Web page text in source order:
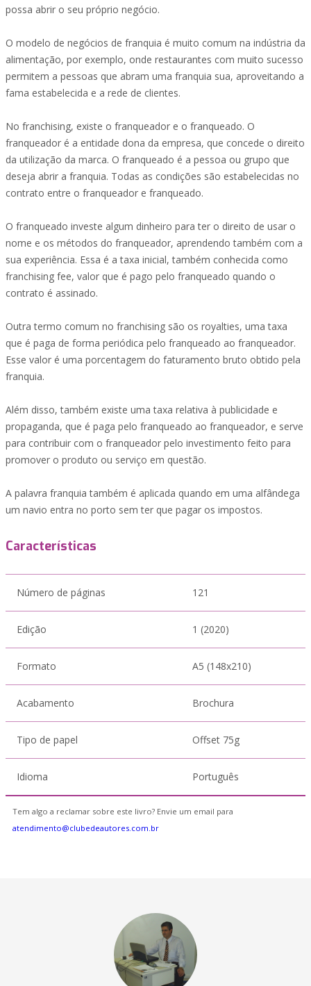
possa abrir o seu próprio negócio.
O modelo de negócios de franquia é muito comum na indústria da
alimentação, por exemplo, onde restaurantes com muito sucesso
permitem a pessoas que abram uma franquia sua, aproveitando a
fama estabelecida e a rede de clientes.
No franchising, existe o franqueador e o franqueado. O
franqueador é a entidade dona da empresa, que concede o direito
da utilização da marca. O franqueado é a pessoa ou grupo que
deseja abrir a franquia. Todas as condições são estabelecidas no
contrato entre o franqueador e franqueado.
O franqueado investe algum dinheiro para ter o direito de usar o
nome e os métodos do franqueador, aprendendo também com a
sua experiência. Essa é a taxa inicial, também conhecida como
franchising fee, valor que é pago pelo franqueado quando o
contrato é assinado.
Outra termo comum no franchising são os royalties, uma taxa
que é paga de forma periódica pelo franqueado ao franqueador.
Esse valor é uma porcentagem do faturamento bruto obtido pela
franquia.
Além disso, também existe uma taxa relativa à publicidade e
propaganda, que é paga pelo franqueado ao franqueador, e serve
para contribuir com o franqueador pelo investimento feito para
promover o produto ou serviço em questão.
A palavra franquia também é aplicada quando em uma alfândega
um navio entra no porto sem ter que pagar os impostos.
Características
Número de páginas 121
Edição 1 (2020)
Formato A5 (148x210)
Acabamento Brochura
Tipo de papel Offset 75g
Idioma Português
Tem algo a reclamar sobre este livro? Envie um email para
atendimento@clubedeautores.com.br